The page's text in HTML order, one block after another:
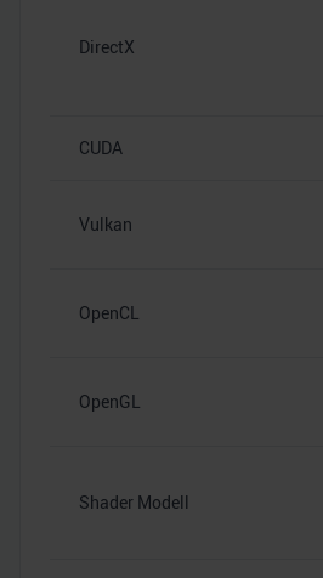
DirectX
CUDA
Vulkan
OpenCL
OpenGL
Shader Modell